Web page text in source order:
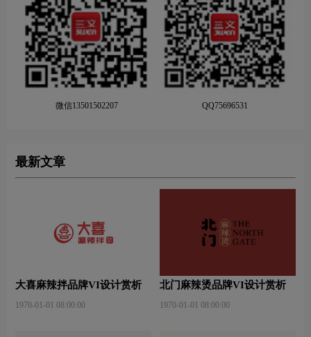
微信13501502207 QQ75696531
最新文章
大喜麻辣拌品牌VI设计赏析
1970-01-01 08:00:00
北门麻辣烫品牌VI设计赏析
1970-01-01 08:00:00